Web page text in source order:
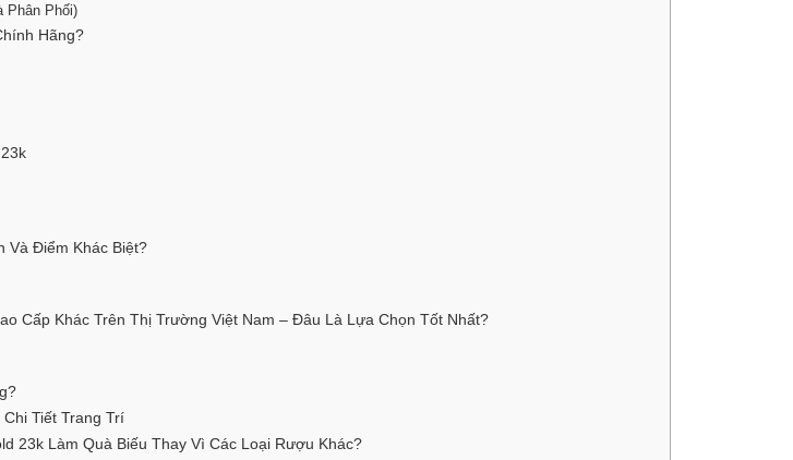
Phân Phối)
Hãng?
Và Điểm Khác Biệt?
Cấp Khác Trên Thị Trường Việt Nam – Đâu Là Lựa Chọn Tốt Nhất?
Tiết Trang Trí
23k Làm Quà Biếu Thay Vì Các Loại Rượu Khác?